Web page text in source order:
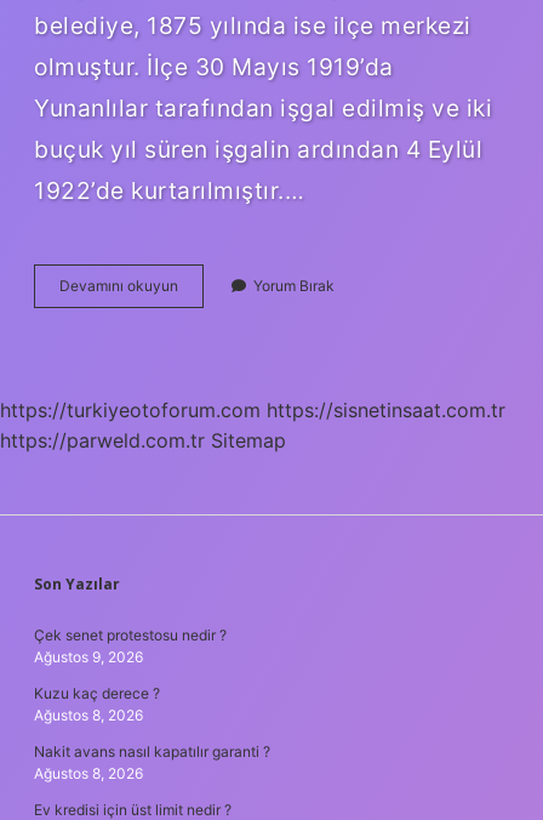
belediye, 1875 yılında ise ilçe merkezi
olmuştur. İlçe 30 Mayıs 1919’da
Yunanlılar tarafından işgal edilmiş ve iki
buçuk yıl süren işgalin ardından 4 Eylül
1922’de kurtarılmıştır.…
Devamını okuyun Bayındır
In
Yorum Bırak
https://turkiyeotoforum.com https://sisnetinsaat.com.tr
https://parweld.com.tr Sitemap
SIDEBAR
Son Yazılar
Çek senet protestosu nedir ?
Ağustos 9, 2026
Kuzu kaç derece ?
Ağustos 8, 2026
Nakit avans nasıl kapatılır garanti ?
Ağustos 8, 2026
Ev kredisi için üst limit nedir ?